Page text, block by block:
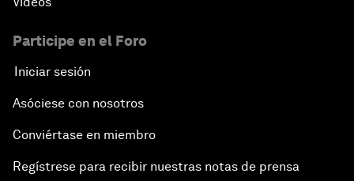
Participe en el Foro
Iniciar sesión
Asóciese con nosotros
Conviértase en miembro
Regístrese para recibir nuestras notas de prensa